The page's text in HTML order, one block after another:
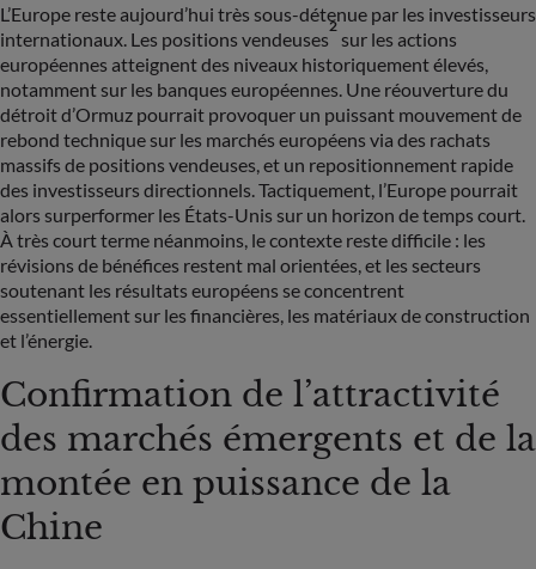
L’Europe reste aujourd’hui très sous-détenue par les investisseurs
internationaux. Les positions vendeuses
2
sur les actions
européennes atteignent des niveaux historiquement élevés,
notamment sur les banques européennes. Une réouverture du
détroit d’Ormuz pourrait provoquer un puissant mouvement de
rebond technique sur les marchés européens via des rachats
massifs de positions vendeuses, et un repositionnement rapide
des investisseurs directionnels. Tactiquement, l’Europe pourrait
alors surperformer les États-Unis sur un horizon de temps court.
À très court terme néanmoins, le contexte reste difficile : les
révisions de bénéfices restent mal orientées, et les secteurs
soutenant les résultats européens se concentrent
essentiellement sur les financières, les matériaux de construction
et l’énergie.
Confirmation de l’attractivité
des marchés émergents et de la
montée en puissance de la
Chine